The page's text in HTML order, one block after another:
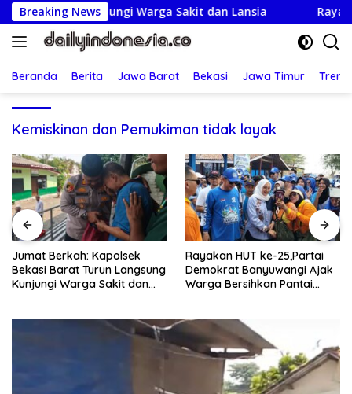
Langsung
ke
konten
Breaking News
Kunjungi Warga Sakit dan Lansia Rayakan
Beranda Berita Jawa Barat Bekasi Jawa Timur
Kemiskinan dan Pemukiman tidak layak
Rayakan HUT ke-25,Partai
Demokrat Banyuwangi Ajak
Warga Bersihkan Pantai
Lapor Ancaman Bunuh-
Racun: Istri Tersangka
Rp80 Juta Diperiksa,